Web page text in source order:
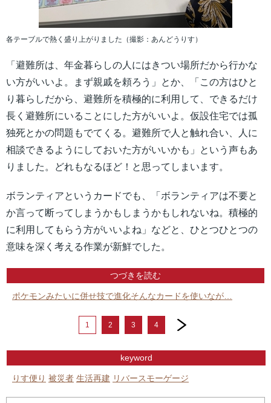
各テーブルで熱く盛り上がりました（撮影：あんどうりす）
「避難所は、年金暮らしの人にはきつい場所だから行かな
い方がいいよ。まず親戚を頼ろう」とか、「この方はひと
り暮らしだから、避難所を積極的に利用して、できるだけ
長く避難所にいることにした方がいいよ。仮設住宅では孤
独死とかの問題もでてくる。避難所で人と触れ合い、人に
相談できるようにしておいた方がいいかも」という声もあ
りました。どれもなるほど！と思ってしまいます。
ボランティアというカードでも、「ボランティアは不要と
か言って断ってしまうかもしまうかもしれないね。積極的
に利用してもらう方がいいよね」などと、ひとつひとつの
意味を深く考える作業が新鮮でした。
つづきを読む
ポケモンみたいに併せ技で進化そんなカードを使いなが…
1 2 3 4
next
keyword
りす便り 被災者 生活再建 リバースモーゲージ